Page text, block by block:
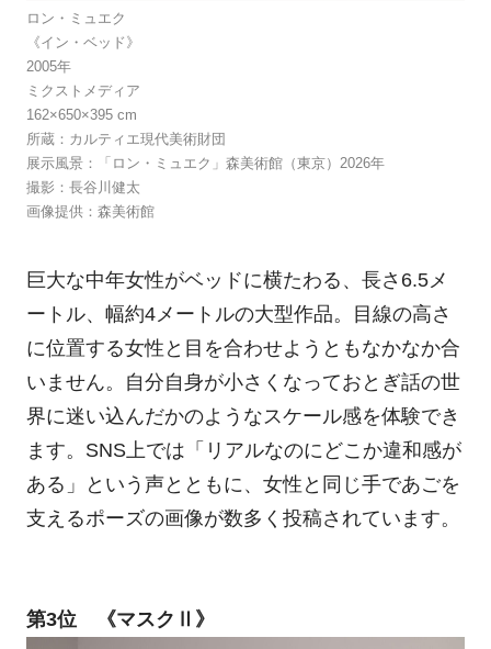
ロン・ミュエク
《イン・ベッド》
2005年
ミクストメディア
162×650×395 cm
所蔵：カルティエ現代美術財団
展示風景：「ロン・ミュエク」森美術館（東京）2026年
撮影：長谷川健太
画像提供：森美術館
巨大な中年女性がベッドに横たわる、長さ6.5メ
ートル、幅約4メートルの大型作品。目線の高さ
に位置する女性と目を合わせようともなかなか合
いません。自分自身が小さくなっておとぎ話の世
界に迷い込んだかのようなスケール感を体験でき
ます。SNS上では「リアルなのにどこか違和感が
ある」という声とともに、女性と同じ手であごを
支えるポーズの画像が数多く投稿されています。
第3位 《マスクⅡ》